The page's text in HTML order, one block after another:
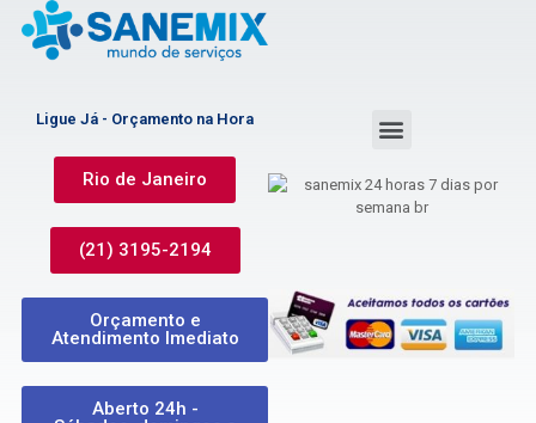
Ligue Já - Orçamento na Hora
Rio de Janeiro
(21) 3195-2194
Orçamento e
Atendimento Imediato
Aberto 24h -